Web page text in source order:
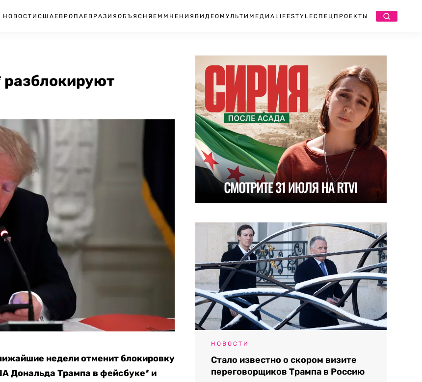
НОВОСТИ США ЕВРОПА ЕВРАЗИЯ ОБЪЯСНЯЕМ МНЕНИЯ ВИДЕО МУЛЬТИМЕДИА LIFESTYLEСПЕЦПРОЕКТЫ
разблокируют
недели отменит блокировку
Дональда Трампа в фейсбуке* и
НОВОСТИ
Стало известно о скором визите
переговорщиков Трампа в Россию